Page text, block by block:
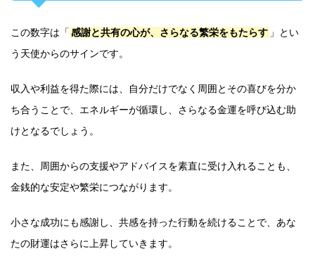
この数字は「 感謝と共有の心が、さらなる繁栄をもたらす 」とい
う天使からのサインです。
収入や利益を得た際には、自分だけでなく周囲とその喜びを分か
ち合うことで、エネルギーが循環し、さらなる金運を呼び込む助
けとなるでしょう。
また、周囲からの支援やアドバイスを素直に受け入れることも、
金銭的な安定や繁栄につながります。
小さな成功にも感謝し、共感を持った行動を続けることで、あな
たの財運はさらに上昇していきます。